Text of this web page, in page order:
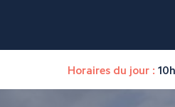
Horaires du jour :